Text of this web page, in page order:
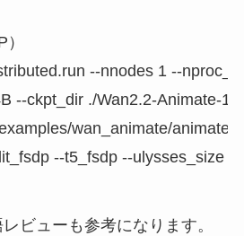
--nnodes 1 --
--ckpt_dir ./Wan2.2-Animate-
examples/wan_animate/animate/
ビューも参考になります。